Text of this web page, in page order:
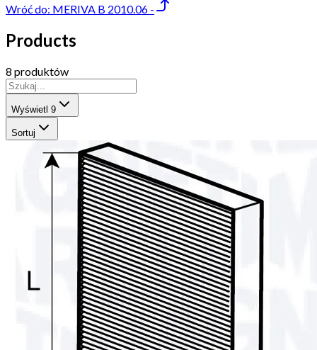
Wróć do: MERIVA B 2010.06 -
Products
8 produktów
Wyświetl 9
Sortuj